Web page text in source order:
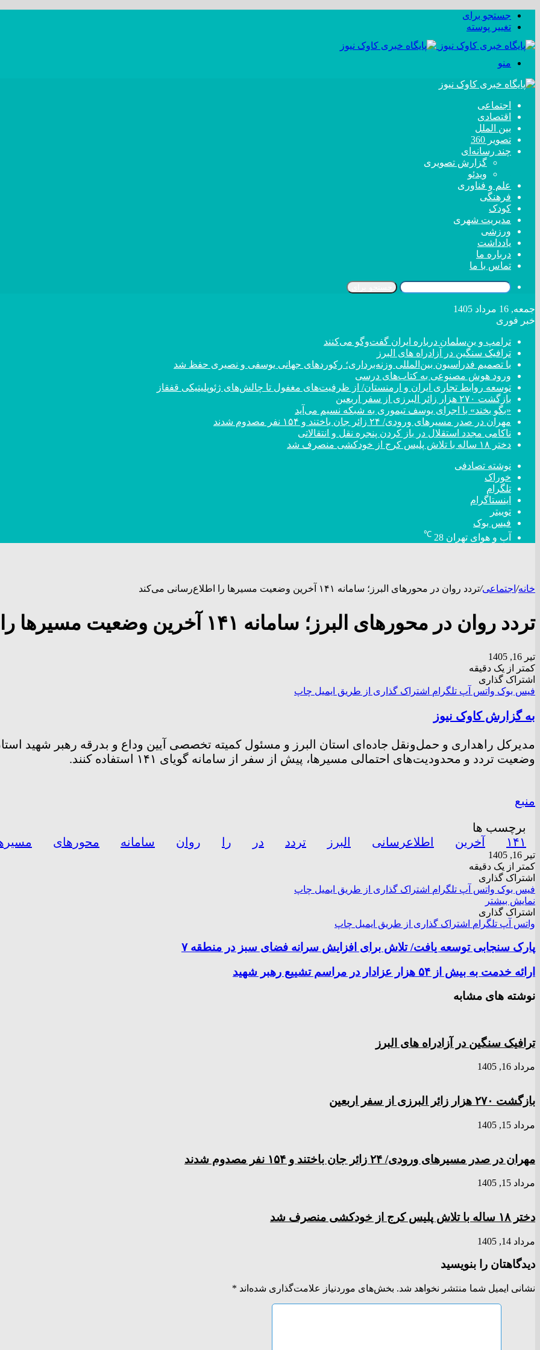
جستجو برای
تغییر پوسته
منو
اجتماعی
اقتصادی
بین الملل
تصویر 360
چند رسانه‌ای
گزارش تصویری
ویدئو
علم و فناوری
فرهنگی
کودک
مدیریت شهری
ورزشی
یادداشت
درباره ما
تماس با ما
جمعه, 16 مرداد 1405
خبر فوری
ترامپ و بن‌سلمان درباره ایران گفت‌و‌گو می‌کنند
ترافیک سنگین در آزادراه های البرز
با تصمیم فدراسیون بین‌المللی وزنه‌برداری؛ رکورد‌های جهانی یوسفی و نصیری حفظ شد
ورود هوش مصنوعی به کتاب‌های درسی
توسعه روابط تجاری ایران و ارمنستان/ از ظرفیت‌های مغفول تا چالش‌های ژئوپلیتیکی قفقاز
بازگشت ۲۷۰ هزار زائر البرزی از سفر اربعین
«بگو بخند» با اجرای یوسف تیموری به شبکه نسیم می‌آید
مهران در صدر مسیر‌های ورودی/ ۲۴ زائر جان باختند و ۱۵۴ نفر مصدوم شدند
ناکامی مجدد استقلال در باز کردن پنجره نقل و انتقالاتی
دختر ‌۱۸‌ ‌ساله‌ با تلاش پلیس کرج از خودکشی منصرف شد
نوشته تصادفی
خوراک
تلگرام
اینستاگرام
توییتر
فیس بوک
آب و هوای تهران 28
℃
خانه/ اجتماعی/تردد روان در محورهای البرز؛ سامانه ۱۴۱ آخرین وضعیت مسیرها را اطلاع‌رسانی می‌کند
تردد روان در محورهای البرز؛ سامانه ۱۴۱ آخرین وضعیت مسیرها را اطلاع‌رسانی می‌کند
تیر 16, 1405
کمتر از یک دقیقه
اشتراک گذاری
فیس بوک واتس آپ تلگرام اشتراک گذاری از طریق ایمیل چاپ
به گزارش کاوک نیوز
مدیرکل راهداری و حمل‌ونقل جاده‌ای استان البرز و مسئول کمیته تخصصی آیین وداع و بدرقه رهبر شهید
وضعیت تردد و محدودیت‌های احتمالی مسیرها، پیش از سفر از سامانه گویای ۱۴۱ استفاده کنند.
منبع
برچسب ها
۱۴۱
آخرین اطلاعرسانی البرز تردد در را روان سامانه محورهای
تیر 16, 1405
کمتر از یک دقیقه
اشتراک گذاری
فیس بوک واتس آپ تلگرام اشتراک گذاری از طریق ایمیل چاپ
نمایش بیشتر
اشتراک گذاری
واتس آپ تلگرام اشتراک گذاری از طریق ایمیل چاپ
پارک سنجابی توسعه یافت/ تلاش برای افزایش سرانه فضای سبز در منطقه ۷
ارائه خدمت به بیش از ۵۴ هزار عزادار در مراسم تشییع رهبر شهید
نوشته های مشابه
ترافیک سنگین در آزادراه های البرز
مرداد 16, 1405
بازگشت ۲۷۰ هزار زائر البرزی از سفر اربعین
مرداد 15, 1405
مهران در صدر مسیر‌های ورودی/ ۲۴ زائر جان باختند و ۱۵۴ نفر مصدوم شدند
مرداد 15, 1405
دختر ‌۱۸‌ ‌ساله‌ با تلاش پلیس کرج از خودکشی منصرف شد
مرداد 14, 1405
دیدگاهتان را بنویسید
نشانی ایمیل شما منتشر نخواهد شد. بخش‌های موردنیاز علامت‌گذاری شده‌اند *